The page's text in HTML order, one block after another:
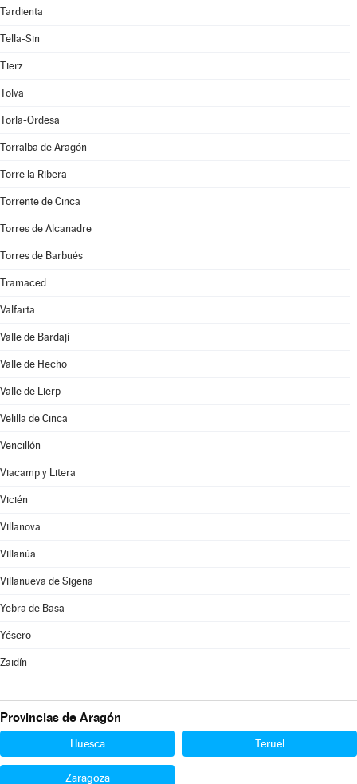
Tardienta
Tella-Sin
Tierz
Tolva
Torla-Ordesa
Torralba de Aragón
Torre la Ribera
Torrente de Cinca
Torres de Alcanadre
Torres de Barbués
Tramaced
Valfarta
Valle de Bardají
Valle de Hecho
Valle de Lierp
Velilla de Cinca
Vencillón
Viacamp y Litera
Vicién
Villanova
Villanúa
Villanueva de Sigena
Yebra de Basa
Yésero
Zaidín
Provincias de Aragón
Huesca Teruel
Zaragoza